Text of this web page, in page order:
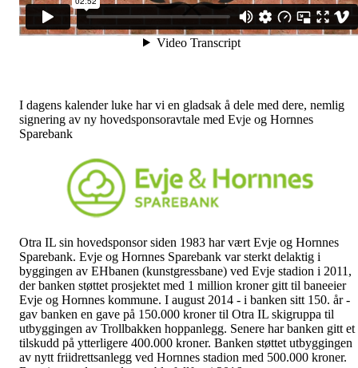
I dagens kalender luke har vi en gladsak å dele med dere, nemlig
signering av ny hovedsponsoravtale med Evje og Hornnes
Sparebank
Otra IL sin hovedsponsor siden 1983 har vært Evje og Hornnes
Sparebank. Evje og Hornnes Sparebank var sterkt delaktig i
byggingen av EHbanen (kunstgressbane) ved Evje stadion i 2011,
der banken støttet prosjektet med 1 million kroner gitt til baneeier
Evje og Hornnes kommune. I august 2014 - i banken sitt 150. år -
gav banken en gave på 150.000 kroner til Otra IL skigruppa til
utbyggingen av Trollbakken hoppanlegg. Senere har banken gitt et
tilskudd på ytterligere 400.000 kroner. Banken støttet utbyggingen
av nytt friidrettsanlegg ved Hornnes stadion med 500.000 kroner.